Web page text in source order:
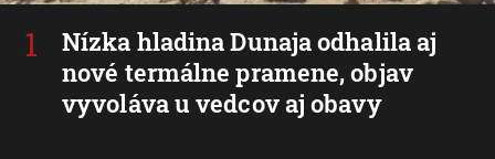
Nízka hladina Dunaja odhalila aj
nové termálne pramene, objav
vyvoláva u vedcov aj obavy